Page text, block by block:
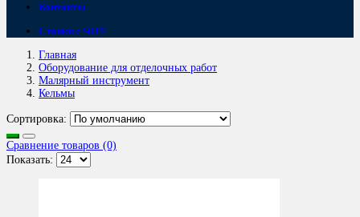
Контакты
Станки с ЧПУ
Главная
Оборудование для отделочных работ
Малярный инструмент
Кельмы
Сортировка:
Сравнение товаров (0)
Показать: